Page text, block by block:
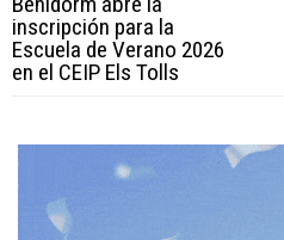
inscripción para la
Escuela de Verano 2026
en el CEIP Els Tolls